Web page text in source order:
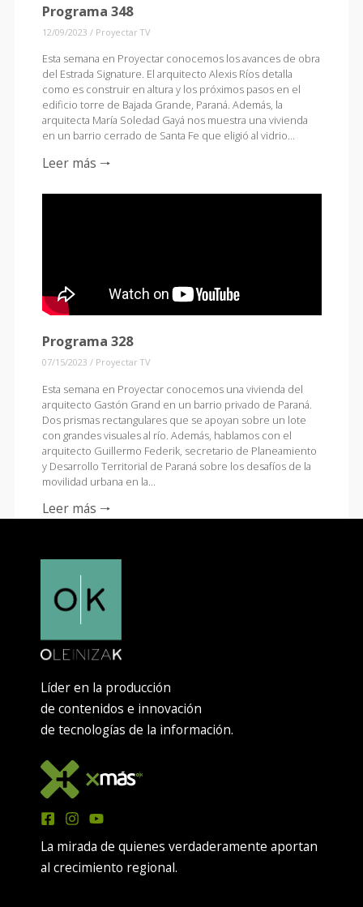
Programa 348
12/09/2023 / Proyectar TV
Esta semana en Proyectar conocemos los avances de obra
del Estrada Signature. El arquitecto Alexis Ríos detalla
como es construir en altura y los próximos pasos en el
edificio torre de Bajada Grande, Paraná. Además, la
arquitecta María Soledad Gayá nos muestra una vivienda
en un barrio cerrado de Santa Fe que eligió al vidrio…
Leer más 🠒
Programa 328
07/15/2023 / Proyectar TV
Esta semana en Proyectar conocemos una vivienda del
arquitecto Gastón Grand en un barrio privado de Paraná.
Dos prismas rectangulares que se apoyan sobre un lote
con grandes visuales al río. Además, hablamos con el
arquitecto Guillermo Federik, secretario de Planeamiento
y Desarrollo Territorial de Paraná sobre los desafíos de la
movilidad urbana en la…
Leer más 🠒
Líder en la producción
de contenidos e innovación
de tecnologías de la información.
La mirada de quienes verdaderamente aportan
al crecimiento regional.